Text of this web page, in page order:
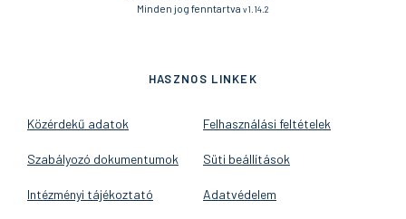
Minden jog fenntartva v1.14.2
HASZNOS LINKEK
Közérdekű adatok
Szabályozó dokumentumok
Intézményi tájékoztató
Felhasználási feltételek
Süti beállítások
Adatvédelem